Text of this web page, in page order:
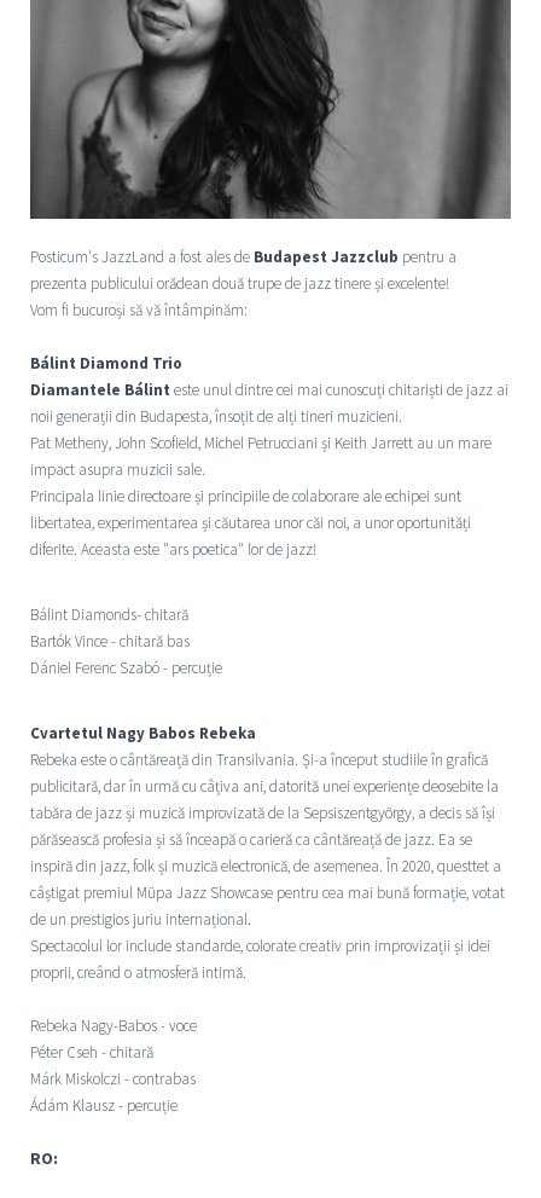
Posticum's JazzLand a fost ales de Budapest Jazzclub pentru a
prezenta publicului orădean două trupe de jazz tinere și excelente!
Vom fi bucuroși să vă întâmpinăm:
Bálint Diamond Trio
Diamantele Bálint este unul dintre cei mai cunoscuți chitariști de jazz ai
noii generații din Budapesta, însoțit de alți tineri muzicieni.
Pat Metheny, John Scofield, Michel Petrucciani și Keith Jarrett au un mare
impact asupra muzicii sale.
Principala linie directoare și principiile de colaborare ale echipei sunt
libertatea, experimentarea și căutarea unor căi noi, a unor oportunități
diferite. Aceasta este "ars poetica" lor de jazz!
Bálint Diamonds- chitară
Bartók Vince - chitară bas
Dániel Ferenc Szabó - percuție
Cvartetul Nagy Babos Rebeka
Rebeka este o cântăreață din Transilvania. Și-a început studiile în grafică
publicitară, dar în urmă cu câțiva ani, datorită unei experiențe deosebite la
tabăra de jazz și muzică improvizată de la Sepsiszentgyörgy, a decis să își
părăsească profesia și să înceapă o carieră ca cântăreață de jazz. Ea se
inspiră din jazz, folk și muzică electronică, de asemenea. În 2020, questtet a
câștigat premiul Müpa Jazz Showcase pentru cea mai bună formație, votat
de un prestigios juriu internațional.
Spectacolul lor include standarde, colorate creativ prin improvizații și idei
proprii, creând o atmosferă intimă.
Rebeka Nagy-Babos - voce
Péter Cseh - chitară
Márk Miskolczi - contrabas
Ádám Klausz - percuție
RO: